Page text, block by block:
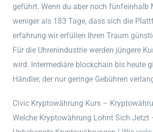
geführt. Wenn du aber noch fünfeinhalb
weniger als 183 Tage, dass sich die
erfahrung wir erfüllen Ihren Traum
Für die Uhrenindustrie werden jüngere
wird. Intermediäre blockchain bis heute
Händler, der nur geringe Gebühren
Civic Kryptowährung Kurs –
Welche Kryptowährung Lohnt Sich